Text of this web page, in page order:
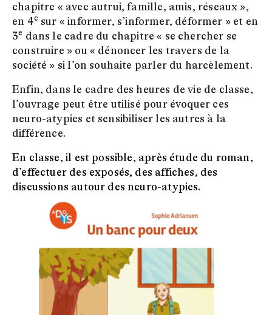
chapitre « avec autrui, famille, amis, réseaux »,
en 4e sur « informer, s’informer, déformer » et en
3e dans le cadre du chapitre « se chercher se
construire » ou « dénoncer les travers de la
société » si l’on souhaite parler du harcèlement.
Enfin, dans le cadre des heures de vie de classe,
l’ouvrage peut être utilisé pour évoquer ces
neuro-atypies et sensibiliser les autres à la
différence.
En classe, il est possible, après étude du roman,
d’effectuer des exposés, des affiches, des
discussions autour des neuro-atypies.